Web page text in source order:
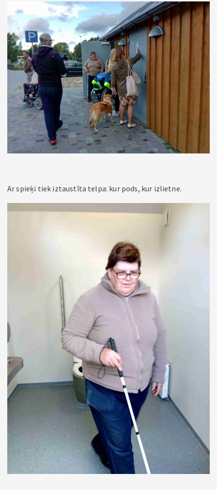
Ar spieķi tiek iztaustīta telpa: kur pods, kur izlietne.